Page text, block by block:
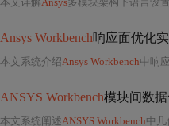
Ansys Workbench响应面优化
本文系统介绍Ansys Workbench中响应面
ANSYS Workbench模块间数
本文系统阐述ANSYS Workbench中几何、材